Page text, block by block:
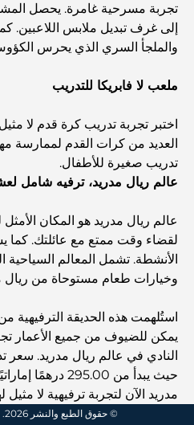
أفضل المناطق للسكن في دبي
الخيارات
فنادق الخمس نجوم في دبي:
أشياء يمكنك القيام بها في
المقاهي في منطقة الخليج
والمجتمع
مطاعم دبي الحائزة على نجمة
الطعام
استكشاف مطاعم جميرا جولف
تجربة مسرحية غامرة. يحصل
إلى غرف تبديل ملابس اللاعبين.
والملجأ السري الذي يحرس
ملعب لا فابريكا للتدريب
اختبر تجربة تدريب كرة قدم لا
العديد من كرات القدم لممارسة
تدريب صغيرة للأطفال.
عالم ريال مدريد، ترفيه شامل
عالم ريال مدريد هو المكان
لقضاء وقت ممتع مع عائلتك. كما
الأنشطة. تشمل المعالم السياحية
وخيارات طعام مستوحاة من ريال
استُلهمت هذه الحديقة الترفيهية
يمكن للضيوف من جميع الأعمار
النادي في عالم ريال مدريد. سعر
حيث يبدأ من
مدريد الآن لتجربة ترفيهية لا مثيل
© حقوق الطبع والنشر 2026. جميع الحقوق محفوظة.